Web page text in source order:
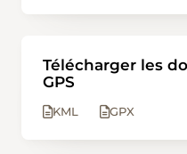
Télécharger les
GPS
KML GPX